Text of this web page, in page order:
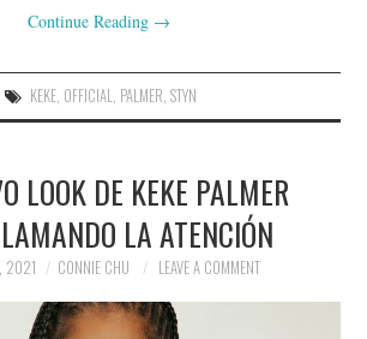
Continue Reading →
KEKE, OFFICIAL, PALMER, STYN
LOOK DE KEKE PALMER
LA ATENCIÓN
2021 CONNIE CHU LEAVE A COMMENT